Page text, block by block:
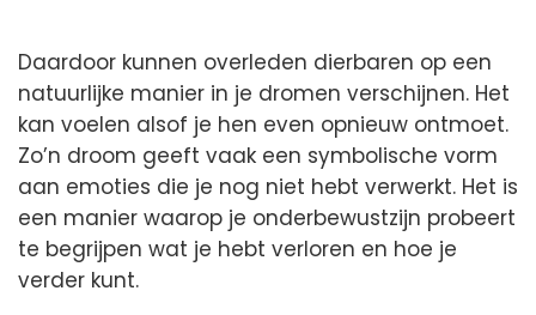
Daardoor kunnen overleden dierbaren op een
natuurlijke manier in je dromen verschijnen. Het
kan voelen alsof je hen even opnieuw ontmoet.
Zo’n droom geeft vaak een symbolische vorm
aan emoties die je nog niet hebt verwerkt. Het is
een manier waarop je onderbewustzijn probeert
te begrijpen wat je hebt verloren en hoe je
verder kunt.